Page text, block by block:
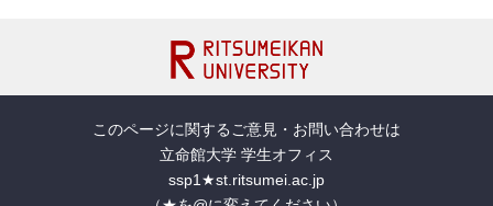
このページに関するご意見・お問い合わせは
立命館大学 学生オフィス
ssp1★st.ritsumei.ac.jp